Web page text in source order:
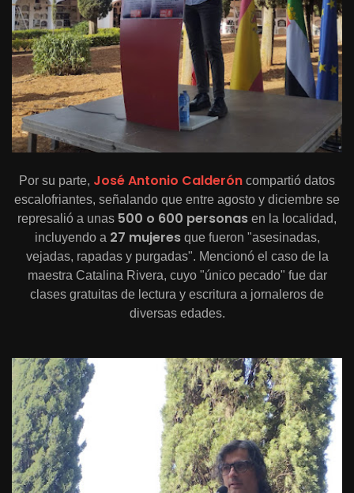
Por su parte, José Antonio Calderón compartió datos
escalofriantes, señalando que entre agosto y diciembre se
represalió a unas 500 o 600 personas en la localidad,
incluyendo a 27 mujeresque fueron "asesinadas,
vejadas, rapadas y purgadas". Mencionó el caso de la
maestra Catalina Rivera, cuyo "único pecado" fue dar
clases gratuitas de lectura y escritura a jornaleros de
diversas edades.